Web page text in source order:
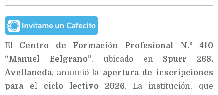
El Centro de Formación Profesional N.º 410
“Manuel Belgrano”, ubicado en Spurr 268,
Avellaneda, anunció la apertura de inscripciones
para el ciclo lectivo 2026. La institución, que